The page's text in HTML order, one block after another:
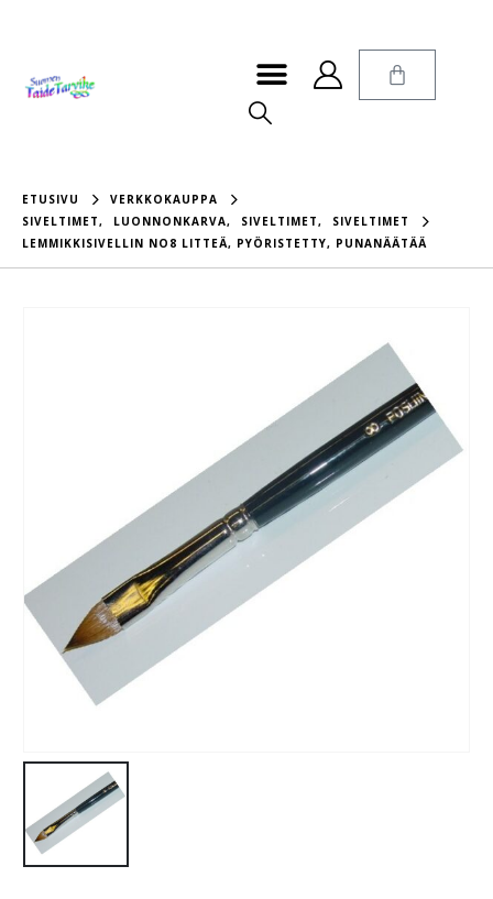
ETUSIVU
VERKKOKAUPPA
SIVELTIMET, LUONNONKARVA, SIVELTIMET,
SIVELTIMET
LEMMIKKISIVELLIN NO8 LITTEÄ, PYÖRISTETTY, PUNANÄÄTÄÄ